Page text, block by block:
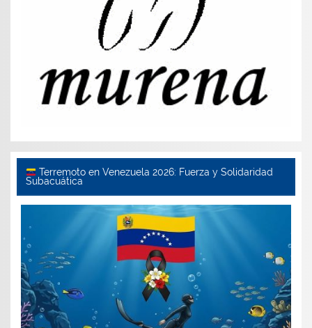
Terremoto en Venezuela 2026: Fuerza y Solidaridad
Subacuática